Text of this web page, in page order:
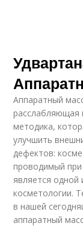
Аппаратный
расслабляющая
методика,
улучшить
дефектов:
проводимый
является одной
косметологии.
в нашей
аппаратный